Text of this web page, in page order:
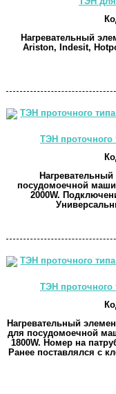
Нагревательный
Ariston, Indesit,
ТЭН
посудомоечной
2000W.
ТЭН
Нагревательный
для посудомоечной
1800W. Номер на
Ранее поставлялся с